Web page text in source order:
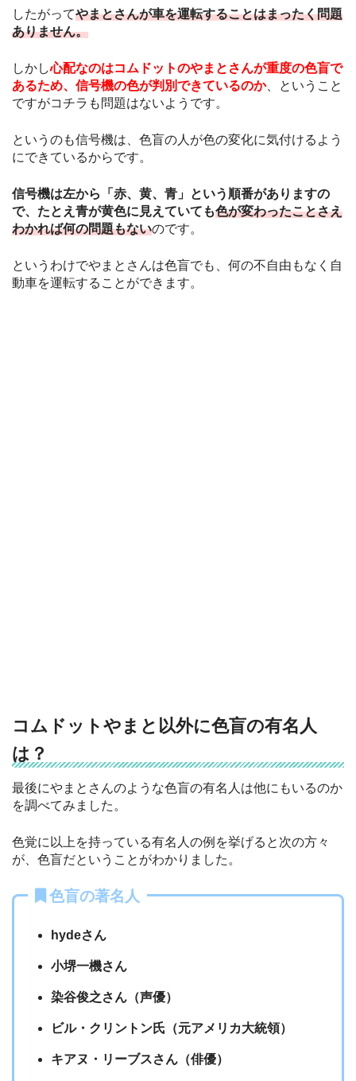
したがってやまとさんが車を運転することはまったく問題
ありません。
しかし心配なのはコムドットのやまとさんが重度の色盲で
あるため、 信号機の色が判別できているのか、ということ
ですがコチラも問題はないようです。
というのも信号機は、色盲の人が色の変化に気付けるよう
にできているからです。
信号機は左から「赤、黄、青」という順番がありますの
で、たとえ青が黄色に見えていても色が変わったことさえ
わかれば何の問題もないのです。
というわけでやまとさんは色盲でも、何の不自由もなく自
動車を運転することができます。
コムドットやまと以外に色盲の有名人
は？
最後にやまとさんのような色盲の有名人は他にもいるのか
を調べてみました。
色覚に以上を持っている有名人の例を挙げると次の方々
が、色盲だということがわかりました。
色盲の著名人
hydeさん
小堺一機さん
染谷俊之さん（声優）
ビル・クリントン氏（元アメリカ大統領）
キアヌ・リーブスさん（俳優）